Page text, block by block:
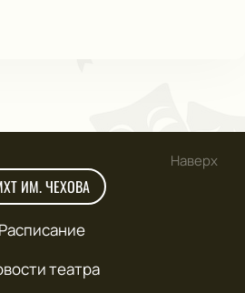
Наверх
ИМ. ЧЕХОВА
Расписание
театра